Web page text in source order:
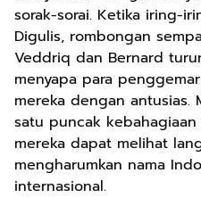
sorak-sorai. Ketika iring-
Digulis, rombongan
Veddriq dan Bernard
menyapa para
mereka dengan antusias.
satu puncak
mereka dapat melihat
mengharumkan nama
internasional.